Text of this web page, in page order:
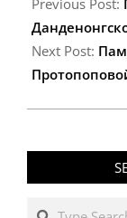
09-
25
Previous Post:
Next Post:
Search